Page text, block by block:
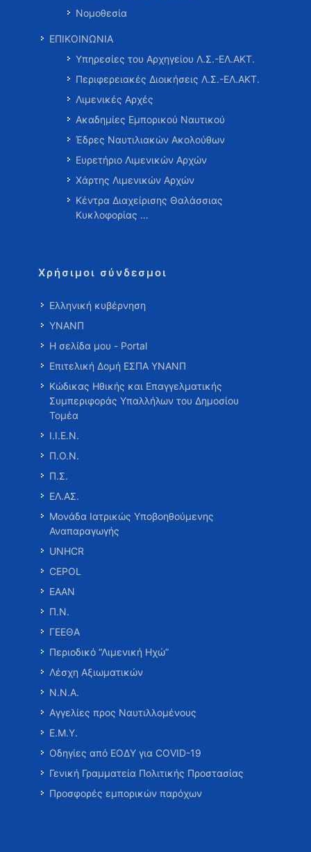
Νομοθεσία
ΕΠΙΚΟΙΝΩΝΙΑ
Υπηρεσίες του Αρχηγείου Λ.Σ.-ΕΛ.ΑΚΤ.
Περιφερειακές Διοικήσεις Λ.Σ.-ΕΛ.ΑΚΤ.
Λιμενικές Αρχές
Ακαδημίες Εμπορικού Ναυτικού
Έδρες Ναυτιλιακών Ακολούθων
Ευρετήριο Λιμενικών Αρχών
Χάρτης Λιμενικών Αρχών
Κέντρα Διαχείρισης Θαλάσσιας
Κυκλοφορίας …
Χρήσιμοι σύνδεσμοι
Ελληνική κυβέρνηση
ΥΝΑΝΠ
Η σελίδα μου - Portal
Επιτελική Δομή ΕΣΠΑ ΥΝΑΝΠ
Κώδικας Ηθικής και Επαγγελματικής
Συμπεριφοράς Υπαλλήλων του Δημοσίου
Τομέα
Ι.Ι.Ε.Ν.
Π.Ο.Ν.
Π.Σ.
ΕΛ.ΑΣ.
Μονάδα Ιατρικώς Υποβοηθούμενης
Αναπαραγωγής
UNHCR
CEPOL
ΕΑΑΝ
Π.Ν.
ΓΕΕΘΑ
Περιοδικό “Λιμενική Ηχώ”
Λέσχη Αξιωματικών
Ν.Ν.Α.
Αγγελίες προς Ναυτιλλομένους
Ε.Μ.Υ.
Οδηγίες από ΕΟΔΥ για COVID-19
Γενική Γραμματεία Πολιτικής Προστασίας
Προσφορές εμπορικών παρόχων